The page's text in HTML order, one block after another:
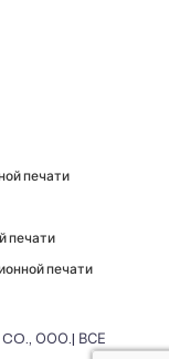
печати
печати
печати
CO., ООО.| ВСЕ